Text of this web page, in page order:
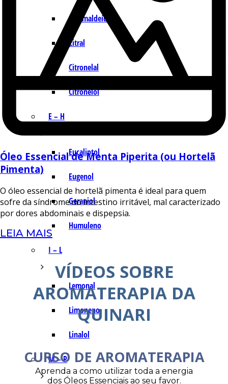
Cinamaldeído
Citral
Citronelal
Citronelol
E – H
Eucaliptol
Eugenol
Geraniol
Humuleno
I – L
Lemonal
Limoneno
Linalol
M – P
Óleo Essencial de Menta Piperita (ou Hortelã
Pimenta)
O óleo essencial de hortelã pimenta é ideal para quem
sofre da síndrome do intestino irritável, mal caracterizado
por dores abdominais e dispepsia.
LEIA MAIS
VÍDEOS SOBRE
AROMATERAPIA DA
QUINARI
CURSO DE AROMATERAPIA
Aprenda a como utilizar toda a energia
dos Óleos Essenciais ao seu favor.